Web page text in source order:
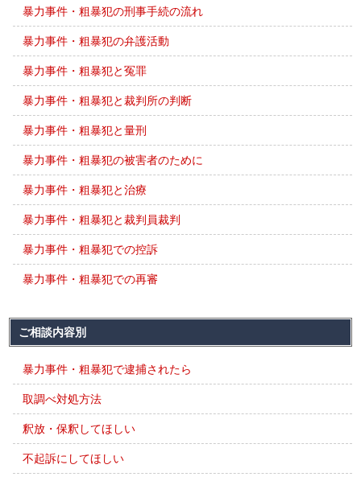
暴力事件・粗暴犯の刑事手続の流れ
暴力事件・粗暴犯の弁護活動
暴力事件・粗暴犯と冤罪
暴力事件・粗暴犯と裁判所の判断
暴力事件・粗暴犯と量刑
暴力事件・粗暴犯の被害者のために
暴力事件・粗暴犯と治療
暴力事件・粗暴犯と裁判員裁判
暴力事件・粗暴犯での控訴
暴力事件・粗暴犯での再審
ご相談内容別
暴力事件・粗暴犯で逮捕されたら
取調べ対処方法
釈放・保釈してほしい
不起訴にしてほしい